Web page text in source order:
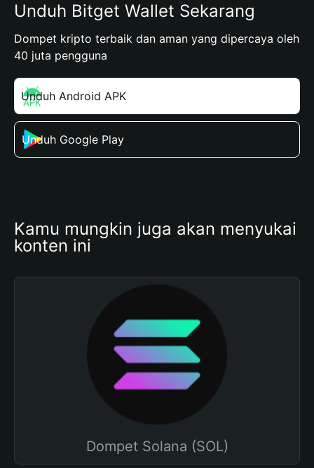
Unduh Bitget Wallet Sekarang
Dompet kripto terbaik dan aman yang dipercaya oleh
40 juta pengguna
Unduh Android APK
Unduh Google Play
Kamu mungkin juga akan menyukai
konten ini
Dompet Solana (SOL)